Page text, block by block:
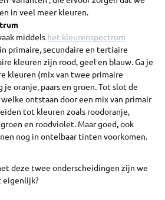
in veel meer kleuren.
middels het kleurenspectrum
primaire, secundaire en tertiaire
kleuren zijn rood, geel en blauw. Ga je
kleuren (mix van twee primaire
je oranje, paars en groen. Tot slot de
ontstaan door een mix van primair
tot kleuren zoals roodoranje,
en roodviolet. Maar goed, ook
nog in ontelbaar tinten voorkomen.
deze twee onderscheidingen zijn we
eigenlijk?